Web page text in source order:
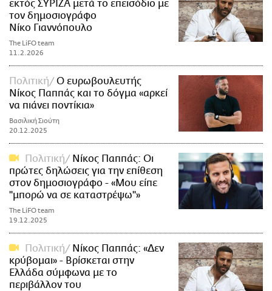
εκτός ΣΥΡΙΖΑ μετά το επεισόδιο με
τον δημοσιογράφο
Νίκο Γιαννόπουλο
The LiFO team
11.2.2026
Πολιτική
O ευρωβουλευτής
Νίκος Παππάς και το δόγμα «αρκεί
να πιάνει ποντίκια»
Βασιλική Σιούτη
20.12.2025
Πολιτική
Νίκος Παππάς: Οι
πρώτες δηλώσεις για την επίθεση
στον δημοσιογράφο - «Μου είπε
''μπορώ να σε καταστρέψω''»
The LiFO team
19.12.2025
Πολιτική
Νίκος Παππάς: «Δεν
κρύβομαι» - Βρίσκεται στην
Ελλάδα σύμφωνα με το
περιβάλλον του